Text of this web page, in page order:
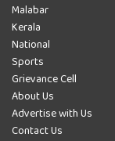
Malabar
Kerala
National
Sports
Grievance Cell
About Us
Advertise with Us
Contact Us